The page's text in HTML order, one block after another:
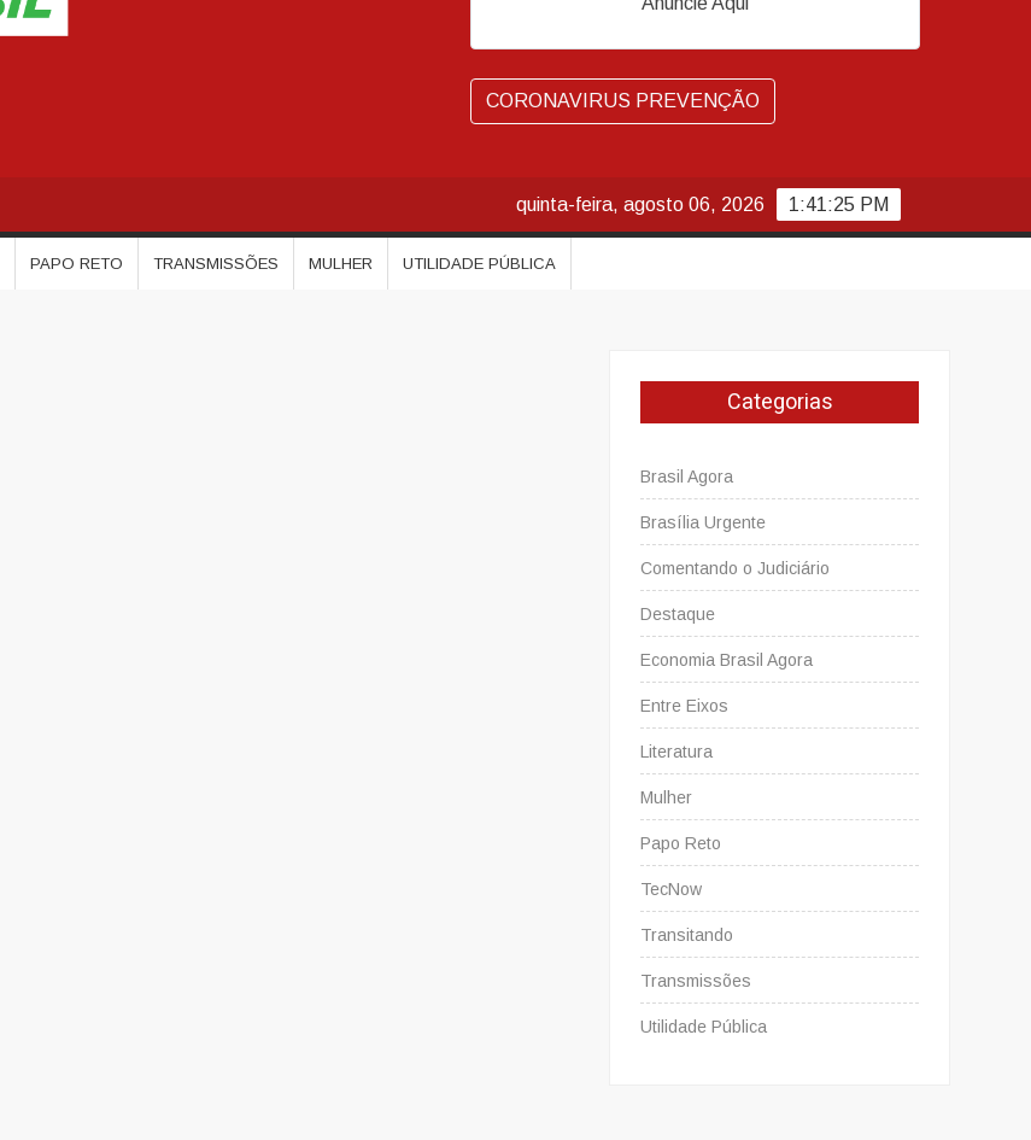
CORONAVIRUS PREVENÇÃO
1:41:26 PM
quinta-feira, agosto 06, 2026
PAPO RETO TRANSMISSÕES MULHER UTILIDADE PÚBLICA
Categorias
Brasil Agora
Brasília Urgente
Comentando o Judiciário
Destaque
Economia Brasil Agora
Entre Eixos
Literatura
Mulher
Papo Reto
TecNow
Transitando
Transmissões
Utilidade Pública